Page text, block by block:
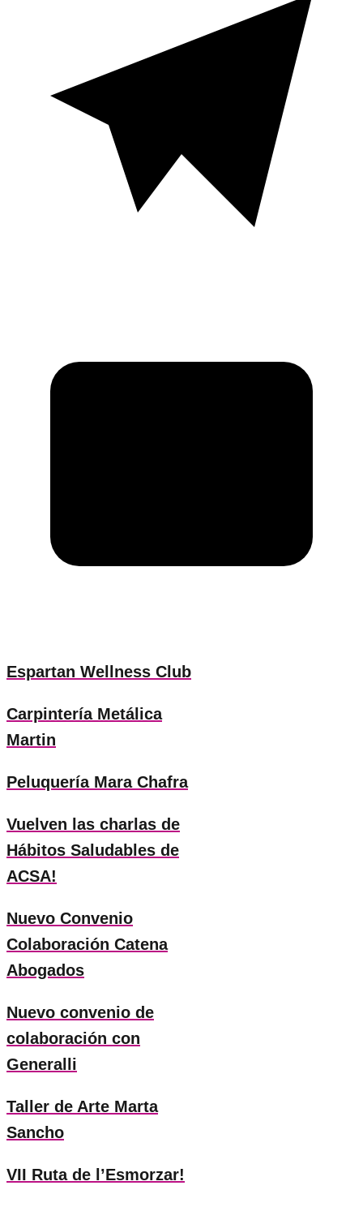
Espartan Wellness Club
Carpintería Metálica
Martin
Peluquería Mara Chafra
Vuelven las charlas de
Hábitos Saludables de
ACSA!
Nuevo Convenio
Colaboración Catena
Abogados
Nuevo convenio de
colaboración con
Generalli
Taller de Arte Marta
Sancho
VII Ruta de l’Esmorzar!